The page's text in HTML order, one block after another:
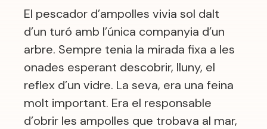
El pescador d’ampolles vivia sol dalt
d’un turó amb l’única companyia d’un
arbre. Sempre tenia la mirada fixa a les
onades esperant descobrir, lluny, el
reflex d’un vidre. La seva, era una feina
molt important. Era el responsable
d’obrir les ampolles que trobava al mar,